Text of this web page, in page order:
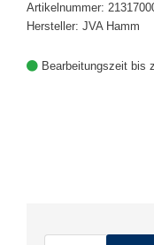
Artikelnummer:
Hersteller: JVA Hamm
Bearbeitungszeit bis